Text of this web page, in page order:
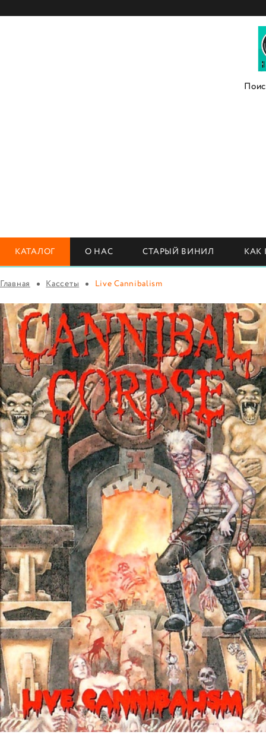
КАТАЛОГ О НАС СТАРЫЙ ВИНИЛ КАК
Главная Кассеты Live Cannibalism